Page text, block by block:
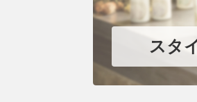
スタ